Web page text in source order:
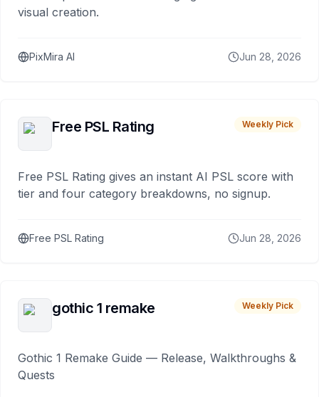
visual creation.
PixMira AI Jun 28, 2026
Free PSL Rating Weekly Pick
Free PSL Rating gives an instant AI PSL score with
tier and four category breakdowns, no signup.
Free PSL Rating Jun 28, 2026
gothic 1 remake Weekly Pick
Gothic 1 Remake Guide — Release, Walkthroughs &
Quests